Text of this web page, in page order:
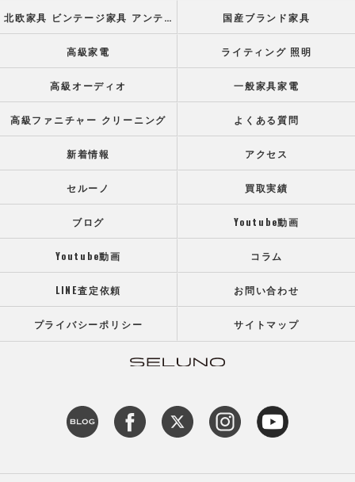
北欧家具 ビンテージ家具 アンティーク家具 国産ブランド家具
高級家電 ライティング 照明
高級オーディオ 一般家具家電
高級ファニチャー クリーニング よくある質問
新着情報 アクセス
セルーノ 買取実績
ブログ Youtube動画
Youtube動画 コラム
LINE査定依頼 お問い合わせ
プライバシーポリシー サイトマップ